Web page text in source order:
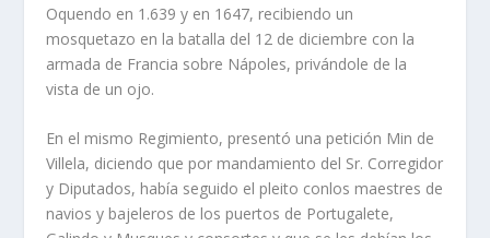
Oquendo en 1.639 y en 1647, recibiendo un
mosquetazo en la batalla del 12 de diciembre con la
armada de Francia sobre Nápoles, privándole de la
vista de un ojo.
En el mismo Regimiento, presentó una petición Min de
Villela, diciendo que por mandamiento del Sr. Corregidor
y Diputados, había seguido el pleito conlos maestres de
navios y bajeleros de los puertos de Portugalete,